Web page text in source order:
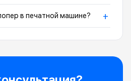
в печатной машине? +